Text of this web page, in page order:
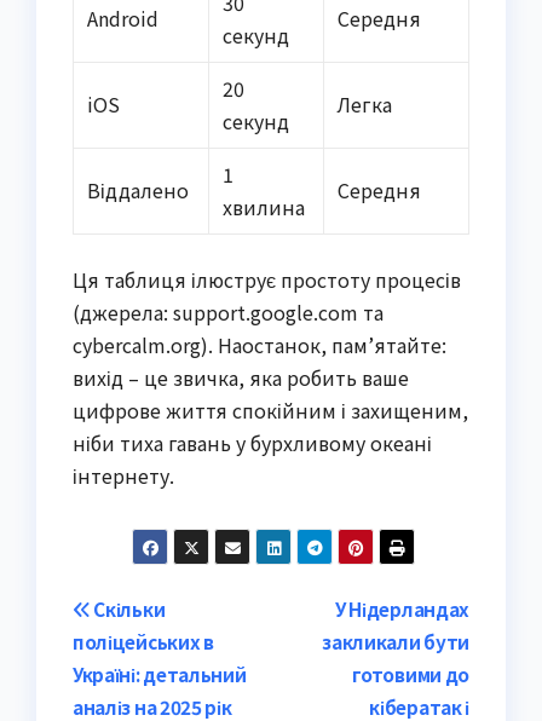
Android
секунд
Середня
iOS
20
секунд
Легка
Віддалено
1
хвилина
Середня
Ця таблиця ілюструє простоту процесів
(джерела: support.google.com та
cybercalm.org). Наостанок, пам’ятайте:
вихід – це звичка, яка робить ваше
цифрове життя спокійним і захищеним,
ніби тиха гавань у бурхливому океані
інтернету.
Post
navigation
У Нідерландах
закликали бути
готовими до
кібератак і
Скільки
поліцейських в
Україні: детальний
аналіз на 2025 рік